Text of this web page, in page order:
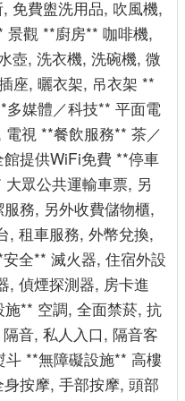
免費盥洗用品, 吹風機,
景觀 **廚房** 咖啡機,
壺, 洗衣機, 洗碗機, 微
座, 曬衣架, 吊衣架 **
媒體／科技** 平面電
視 **餐飲服務** 茶／
提供WiFi免費 **停車
眾公共運輸車票, 另
務, 另外收費儲物櫃,
, 租車服務, 外幣兌換,
全** 滅火器, 住宿外設
, 偵煙探測器, 房卡進
** 空調, 全面禁菸, 抗
音, 私人入口, 隔音客
**無障礙設施** 高樓
按摩, 手部按摩, 頭部